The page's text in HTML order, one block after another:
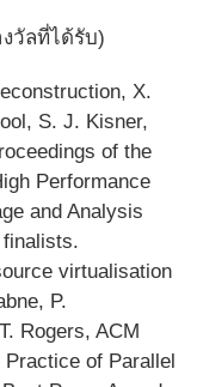
วัลที่ได้รับ)
X.
S. J. Kisner,
of the
Performance
and Analysis
finalists.
virtualisation
P.
Rogers, ACM
of Parallel